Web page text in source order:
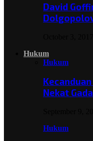
David
Hukum
Hukum
Nekat
Hukum